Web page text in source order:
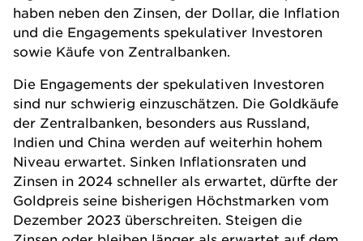
haben neben den Zinsen, der Dollar, die Inflation
und die Engagements spekulativer Investoren
sowie Käufe von Zentralbanken.
Die Engagements der spekulativen Investoren
sind nur schwierig einzuschätzen. Die Goldkäufe
der Zentralbanken, besonders aus Russland,
Indien und China werden auf weiterhin hohem
Niveau erwartet. Sinken Inflationsraten und
Zinsen in 2024 schneller als erwartet, dürfte der
Goldpreis seine bisherigen Höchstmarken vom
Dezember 2023 überschreiten. Steigen die